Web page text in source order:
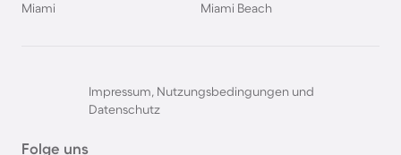
Miami Miami Beach
Impressum, Nutzungsbedingungen und
Datenschutz
Folge uns